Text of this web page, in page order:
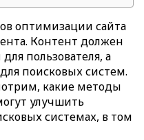
оптимизации сайта
Контент должен
пользователя, а
поисковых систем.
какие методы
улучшить
системах, в том